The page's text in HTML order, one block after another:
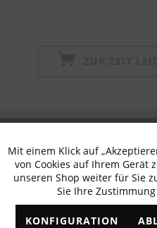
✓ Exklusive Angebote
Funktionale
Marketing
Mit einem Klick auf
von Cookies auf Ihrem Gerät
unseren Shop weiter für Sie
Sie Ihre
KONFIGURATION